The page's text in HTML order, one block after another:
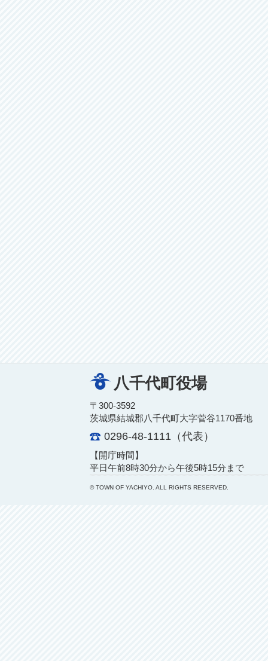
八千代町役場
〒300-3592
茨城県結城郡八千代町大字菅谷1170番地
0296-48-1111（代表）
【開庁時間】
平日午前8時30分から午後5時15分まで
© TOWN OF YACHIYO. ALL RIGHTS RESERVED.